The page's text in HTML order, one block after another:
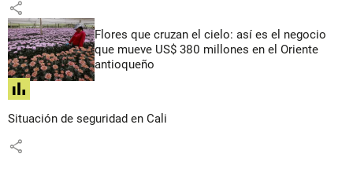
share
Flores que cruzan el cielo: así es el negocio
que mueve US$ 380 millones en el Oriente
antioqueño
share
Situación de seguridad en Cali
share